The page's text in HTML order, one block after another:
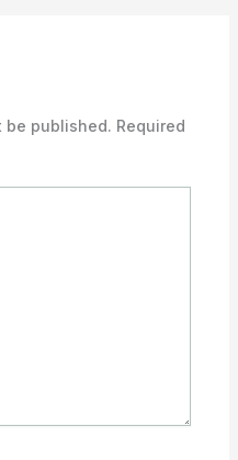
be published. Required